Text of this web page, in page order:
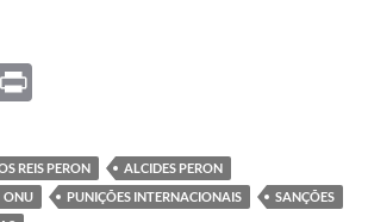
nt
REIS PERON
ALCIDES PERON
ONU PUNIÇÕES INTERNACIONAIS
SANÇÕES